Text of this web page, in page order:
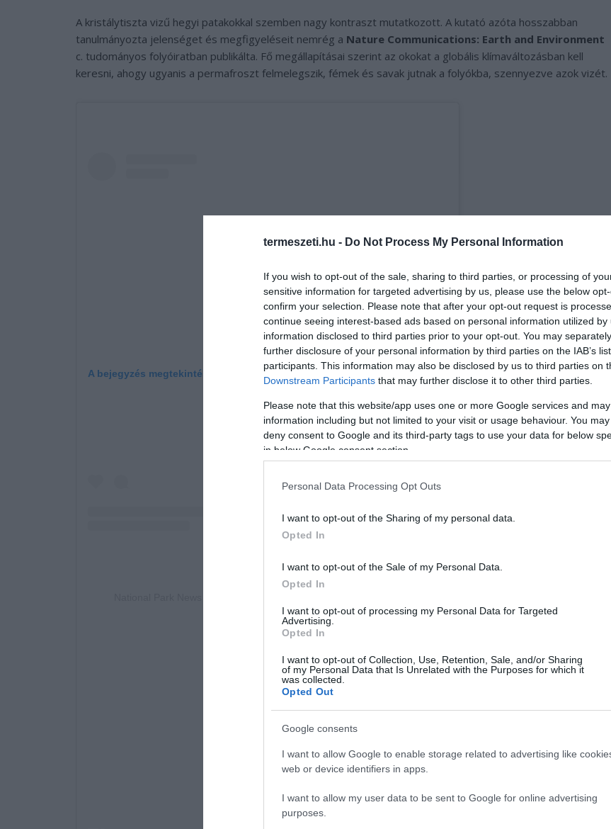
termeszeti.hu - Do Not Process My Personal Information
If you wish to opt-out of the sale, sharing to third parties, or processing of
sensitive information for targeted advertising by us, please use the below
confirm your selection. Please note that after your opt-out request is
continue seeing interest-based ads based on personal information utilized by
information disclosed to third parties prior to your opt-out. You may
further disclosure of your personal information by third parties on the IAB’s
participants. This information may also be disclosed by us to third parties on
Downstream Participants that may further disclose it to other third parties.
Please note that this website/app uses one or more Google services and
information including but not limited to your visit or usage behaviour. You
deny consent to Google and its third-party tags to use your data for below
in below Google consent section.
Personal Data Processing Opt Outs
I want to opt-out of the Sharing of my personal data.
Opted In
I want to opt-out of the Sale of my Personal Data.
Opted In
I want to opt-out of processing my Personal Data for Targeted
Advertising.
Opted In
I want to opt-out of Collection, Use, Retention, Sale, and/or Sharing
of my Personal Data that Is Unrelated with the Purposes for which it
was collected.
Opted Out
Google consents
I want to allow Google to enable storage related to advertising like
web or device identifiers in apps.
I want to allow my user data to be sent to Google for online advertising
purposes.
A kristálytiszta vizű hegyi patakokkal szemben nagy kontraszt mutatkozott. A kutató azóta hosszabban
tanulmányozta jelenséget és megfigyeléseit nemrég a Nature Communications: Earth and Environment
c. tudományos folyóiratban publikálta. Fő megállapításai szerint az okokat a globális klímaváltozásban kell
keresni, ahogy ugyanis a permafroszt felmelegszik, fémek és savak jutnak a folyókba, szennyezve azok vizét.
A bejegyzés megtekintése az Instagramon